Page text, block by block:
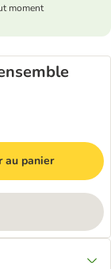
moment
au panier